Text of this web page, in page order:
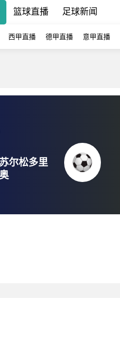
篮球直播 足球新闻
西甲直播 德甲直播 意甲直播
苏尔松多里
奥